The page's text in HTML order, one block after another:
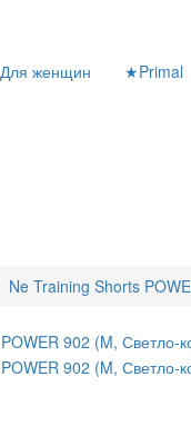
Для женщин ★Primal
Ne Training Shorts